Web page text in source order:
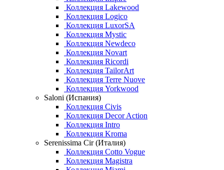
Коллекция Lakewood
Коллекция Logico
Коллекция LuxorSA
Коллекция Mystic
Коллекция Newdeco
Коллекция Novart
Коллекция Ricordi
Коллекция TailorArt
Коллекция Terre Nuove
Коллекция Yorkwood
Saloni (Испания)
Коллекция Civis
Коллекция Decor Action
Коллекция Intro
Коллекция Kroma
Serenissima Cir (Италия)
Коллекция Cotto Vogue
Коллекция Magistra